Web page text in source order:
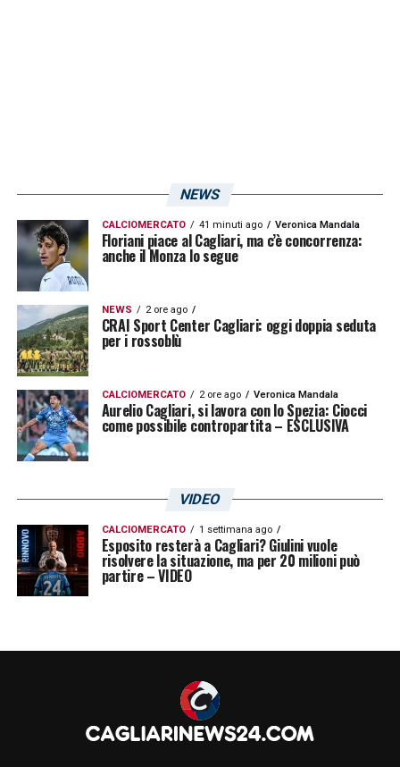
Visualizza questo post su Instagram
LA PLAYLIST DELLE NOSTRE TOP NEWS
NEWS
CALCIOMERCATO 41 minuti ago Veronica Mandala
Floriani piace al Cagliari, ma c’è concorrenza:
anche il Monza lo segue
NEWS 2 ore ago
CRAI Sport Center Cagliari: oggi doppia seduta
per i rossoblù
CALCIOMERCATO 2 ore ago Veronica Mandala
Aurelio Cagliari, si lavora con lo Spezia: Ciocci
come possibile contropartita – ESCLUSIVA
VIDEO
CALCIOMERCATO 1 settimana ago
Esposito resterà a Cagliari? Giulini vuole
risolvere la situazione, ma per 20 milioni può
partire – VIDEO